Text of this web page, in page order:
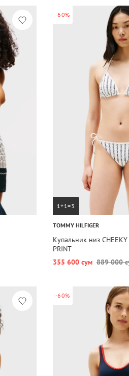
-60%
1+1=3
TOMMY HILFIGER
Купальник низ CHEEKY
PRINT
355 600 сум 889 000
-60%